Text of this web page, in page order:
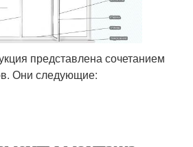
представлена сочетанием
Они следующие: